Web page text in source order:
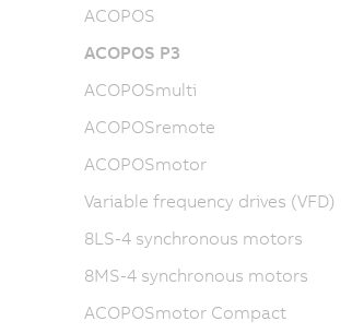
ACOPOS
ACOPOS P3
ACOPOSmulti
ACOPOSremote
ACOPOSmotor
Variable frequency drives (VFD)
8LS-4 synchronous motors
8MS-4 synchronous motors
ACOPOSmotor Compact